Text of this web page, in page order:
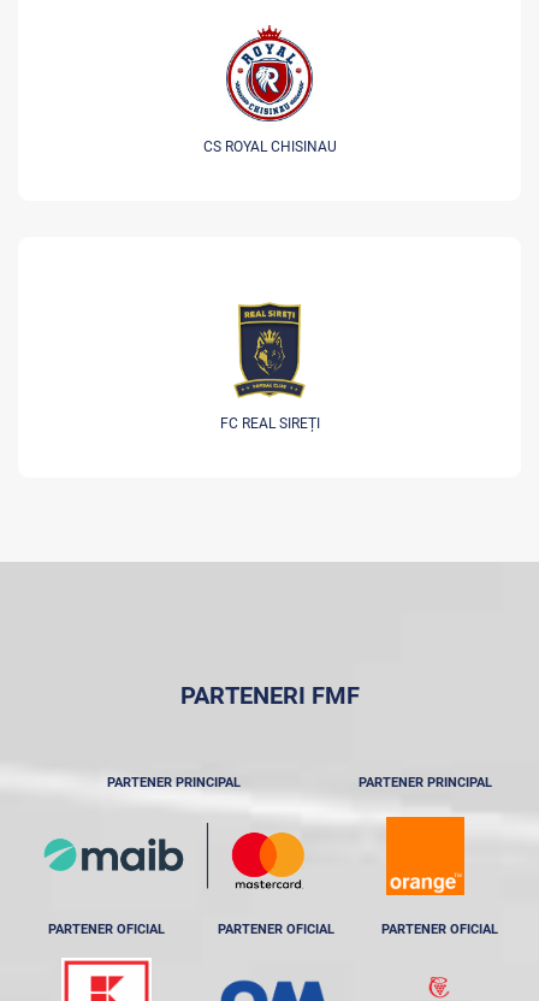
CS ROYAL CHISINAU
FC REAL SIREȚI
PARTENERI FMF
PARTENER PRINCIPAL PARTENER PRINCIPAL
PARTENER OFICIAL PARTENER OFICIAL PARTENER OFICIAL